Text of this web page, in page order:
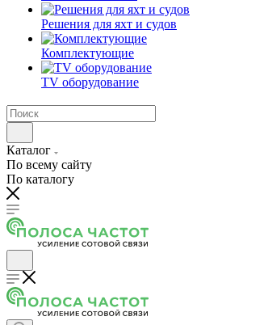
Решения для яхт и судов
Комплектующие
TV оборудование
Каталог
По всему сайту
По каталогу